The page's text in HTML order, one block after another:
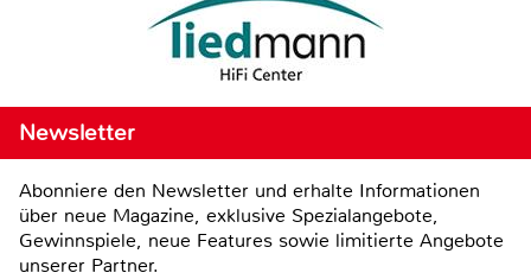
Newsletter
Abonniere den Newsletter und erhalte Informationen
über neue Magazine, exklusive Spezialangebote,
Gewinnspiele, neue Features sowie limitierte Angebote
unserer Partner.